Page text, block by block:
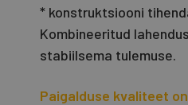
* konstruktsiooni
Kombineeritud
stabiilsema tulemuse.
Paigalduse kvaliteet